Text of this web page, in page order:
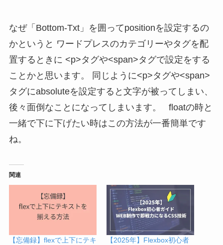
なぜ「Bottom-Txt」を囲ってpositionを設定するの
かというと ワードプレスのカテゴリーやタグを配
置するときに <p>タグや<span>タグで設定をする
ことかと思います。 同じように<p>タグや<span>
タグにabsoluteを設定すると文字が被ってしまい、
後々面倒なことになってしまいます。 floatの時と
一緒で下に下げたい時はこの方法が一番簡単です
ね。
関連
【忘備録】flexで上下にテキ
【2025年】Flexbox初心者